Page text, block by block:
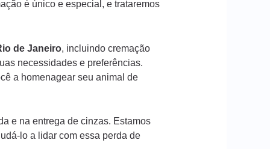
é único e especial, e trataremos
de Janeiro, incluindo cremação
necessidades e preferências.
a homenagear seu animal de
e na entrega de cinzas. Estamos
lo a lidar com essa perda de